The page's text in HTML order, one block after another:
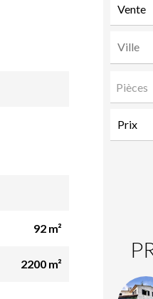
92 m²
2200 m²
Pièces